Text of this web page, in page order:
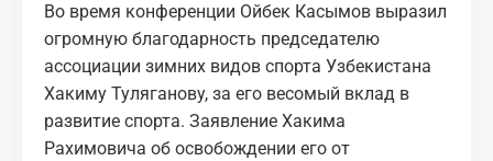
Во время конференции Ойбек Касымов выразил
огромную благодарность председателю
ассоциации зимних видов спорта Узбекистана
Хакиму Туляганову, за его весомый вклад в
развитие спорта. Заявление Хакима
Рахимовича об освобождении его от